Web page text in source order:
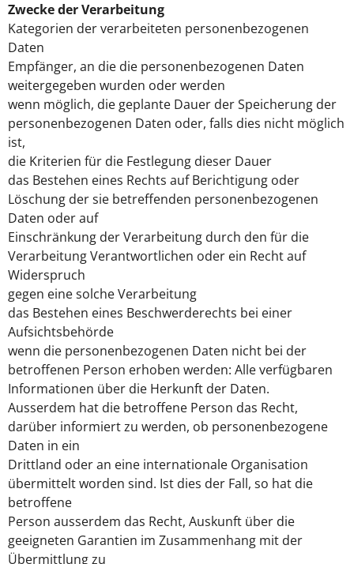
Zwecke der Verarbeitung
Kategorien der verarbeiteten personenbezogenen
Daten
Empfänger, an die die personenbezogenen Daten
weitergegeben wurden oder werden
wenn möglich, die geplante Dauer der Speicherung der
personenbezogenen Daten oder, falls dies nicht möglich
ist,
die Kriterien für die Festlegung dieser Dauer
das Bestehen eines Rechts auf Berichtigung oder
Löschung der sie betreffenden personenbezogenen
Daten oder auf
Einschränkung der Verarbeitung durch den für die
Verarbeitung Verantwortlichen oder ein Recht auf
Widerspruch
gegen eine solche Verarbeitung
das Bestehen eines Beschwerderechts bei einer
Aufsichtsbehörde
wenn die personenbezogenen Daten nicht bei der
betroffenen Person erhoben werden: Alle verfügbaren
Informationen über die Herkunft der Daten.
Ausserdem hat die betroffene Person das Recht,
darüber informiert zu werden, ob personenbezogene
Daten in ein
Drittland oder an eine internationale Organisation
übermittelt worden sind. Ist dies der Fall, so hat die
betroffene
Person ausserdem das Recht, Auskunft über die
geeigneten Garantien im Zusammenhang mit der
Übermittlung zu